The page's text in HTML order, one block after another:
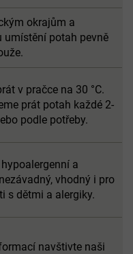
okrajům a
umístění potah pevně
v pračce na 30 °C.
prát potah každé 2-
podle potřeby.
a
vhodný i pro
s dětmi a alergiky.
navštivte naši